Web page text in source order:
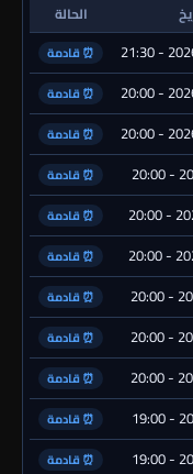
الحالة
⏰ قادمة
⏰ قادمة
⏰ قادمة
⏰ قادمة
⏰ قادمة
⏰ قادمة
⏰ قادمة
⏰ قادمة
⏰ قادمة
⏰ قادمة
⏰ قادمة